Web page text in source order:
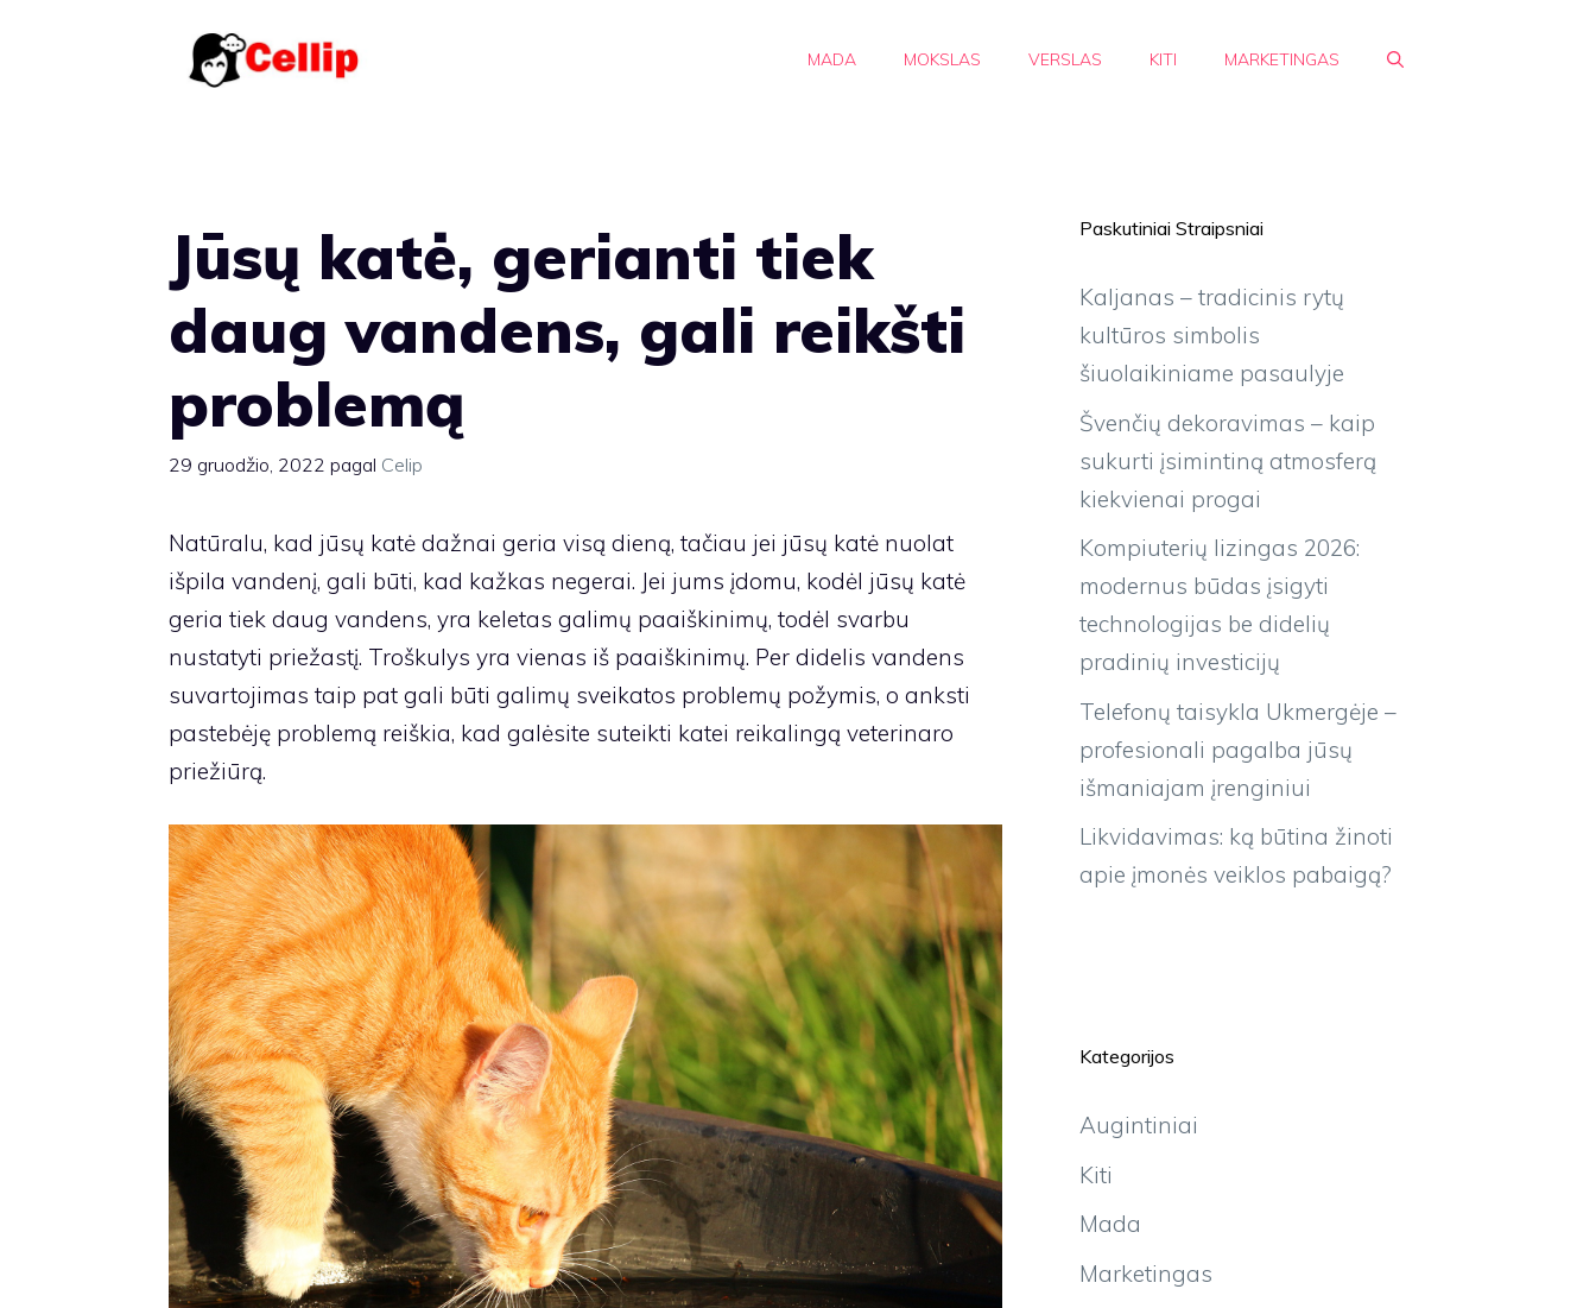
MADA MOKSLAS VERSLAS KITI MARKETINGAS
Jūsų katė, gerianti tiek
daug vandens, gali reikšti
problemą
29 gruodžio, 2022 pagal Celip
Natūralu, kad jūsų katė dažnai geria visą dieną, tačiau jei jūsų katė nuolat
išpila vandenį, gali būti, kad kažkas negerai. Jei jums įdomu, kodėl jūsų katė
geria tiek daug vandens, yra keletas galimų paaiškinimų, todėl svarbu
nustatyti priežastį. Troškulys yra vienas iš paaiškinimų. Per didelis vandens
suvartojimas taip pat gali būti galimų sveikatos problemų požymis, o anksti
pastebėję problemą reiškia, kad galėsite suteikti katei reikalingą veterinaro
priežiūrą.
Paskutiniai Straipsniai
Kaljanas – tradicinis rytų
kultūros simbolis
šiuolaikiniame pasaulyje
Švenčių dekoravimas – kaip
sukurti įsimintiną atmosferą
kiekvienai progai
Kompiuterių lizingas 2026:
modernus būdas įsigyti
technologijas be didelių
pradinių investicijų
Telefonų taisykla Ukmergėje –
profesionali pagalba jūsų
išmaniajam įrenginiui
Likvidavimas: ką būtina žinoti
apie įmonės veiklos pabaigą?
Kategorijos
Augintiniai
Kiti
Mada
Marketingas